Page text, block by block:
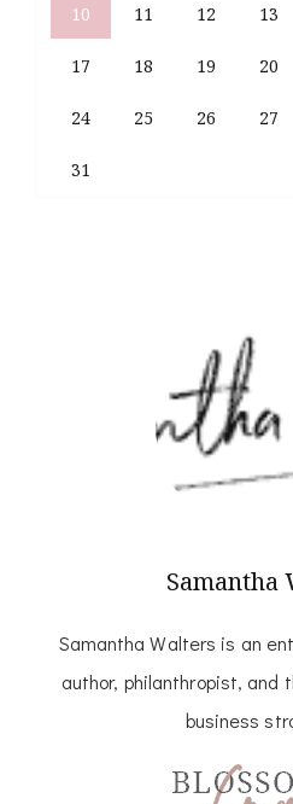
10 11 12 13
17 18 19 20
24 25 26 27
31
Samantha
Samantha Walters is an
author, philanthropist, and
business